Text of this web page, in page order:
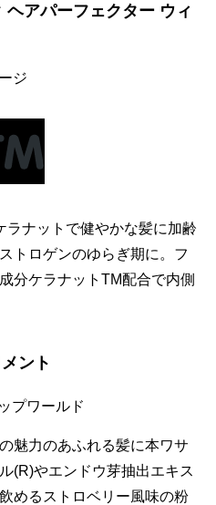
アパーフェクター ウィ
ジ
ラナットで健やかな髪に加齢
ロゲンのゆらぎ期に。フ
分ケラナットTM配合で内側
ント
プワールド
魅力のあふれる髪に本ワサ
(R)やエンドウ芽抽出エキス
めるストロベリー風味の粉